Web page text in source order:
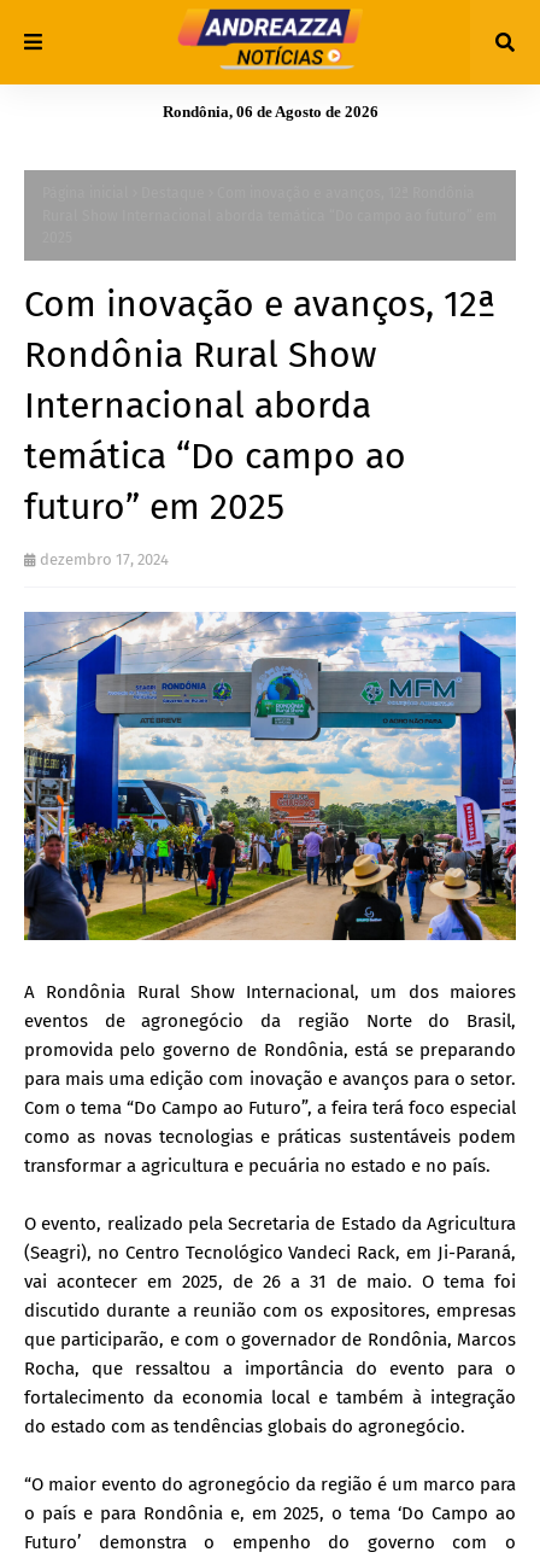
Rondônia, 06 de Agosto de 2026
Com inovação e avanços, 12ª
Rondônia Rural Show
Internacional aborda
temática “Do campo ao
futuro” em 2025
dezembro 17, 2024
A Rondônia Rural Show Internacional, um dos maiores
eventos de agronegócio da região Norte do Brasil,
promovida pelo governo de Rondônia, está se preparando
para mais uma edição com inovação e avanços para o setor.
Com o tema “Do Campo ao Futuro”, a feira terá foco especial
como as novas tecnologias e práticas sustentáveis podem
transformar a agricultura e pecuária no estado e no país.
O evento, realizado pela Secretaria de Estado da Agricultura
(Seagri), no Centro Tecnológico Vandeci Rack, em Ji-Paraná,
vai acontecer em 2025, de 26 a 31 de maio. O tema foi
discutido durante a reunião com os expositores, empresas
que participarão, e com o governador de Rondônia, Marcos
Rocha, que ressaltou a importância do evento para o
fortalecimento da economia local e também à integração
do estado com as tendências globais do agronegócio.
“O maior evento do agronegócio da região é um marco para
o país e para Rondônia e, em 2025, o tema ‘Do Campo ao
Futuro’ demonstra o empenho do governo com o